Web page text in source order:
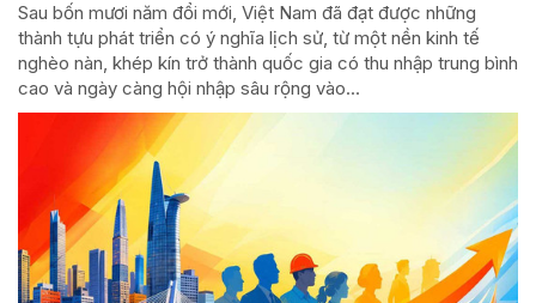
Sau bốn mươi năm đổi mới, Việt Nam đã đạt được những
thành tựu phát triển có ý nghĩa lịch sử, từ một nền kinh tế
nghèo nàn, khép kín trở thành quốc gia có thu nhập trung bình
cao và ngày càng hội nhập sâu rộng vào...